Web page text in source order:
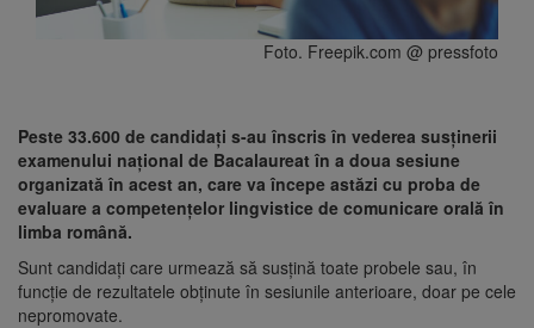
Foto. Freepik.com @ pressfoto
Peste 33.600 de candidaţi s-au înscris în vederea susţinerii
examenului naţional de Bacalaureat în a doua sesiune
organizată în acest an, care va începe astăzi cu proba de
evaluare a competenţelor lingvistice de comunicare orală în
limba română.
Sunt candidaţi care urmează să susţină toate probele sau, în
funcţie de rezultatele obţinute în sesiunile anterioare, doar pe cele
nepromovate.